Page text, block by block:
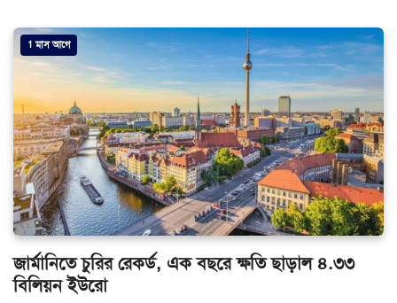
1 মাস আগে
জার্মানিতে চুরির রেকর্ড, এক বছরে ক্ষতি ছাড়াল ৪.৩৩
বিলিয়ন ইউরো